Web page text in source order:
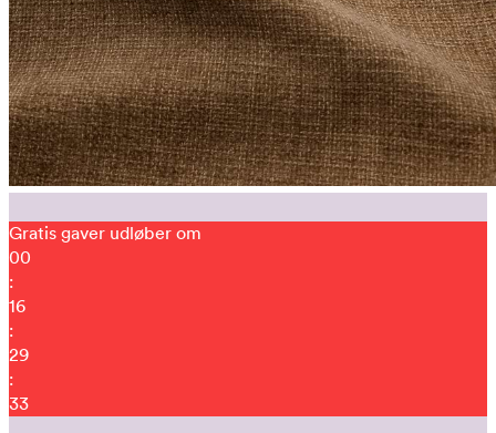
Gratis gaver udløber om
00
:
16
:
29
:
23